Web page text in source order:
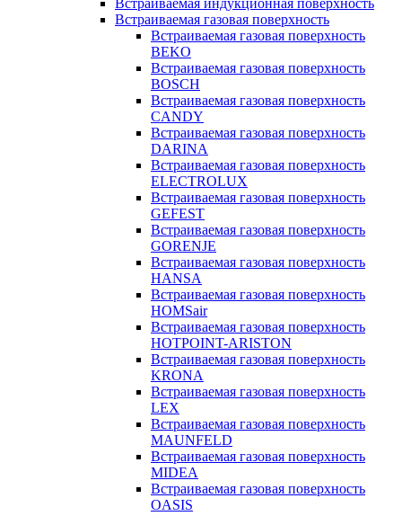
Встраиваемая индукционная поверхность
Встраиваемая газовая поверхность
Встраиваемая газовая поверхность
BEKO
Встраиваемая газовая поверхность
BOSCH
Встраиваемая газовая поверхность
CANDY
Встраиваемая газовая поверхность
DARINA
Встраиваемая газовая поверхность
ELECTROLUX
Встраиваемая газовая поверхность
GEFEST
Встраиваемая газовая поверхность
GORENJE
Встраиваемая газовая поверхность
HANSA
Встраиваемая газовая поверхность
HOMSair
Встраиваемая газовая поверхность
HOTPOINT-ARISTON
Встраиваемая газовая поверхность
KRONA
Встраиваемая газовая поверхность
LEX
Встраиваемая газовая поверхность
MAUNFELD
Встраиваемая газовая поверхность
MIDEA
Встраиваемая газовая поверхность
OASIS